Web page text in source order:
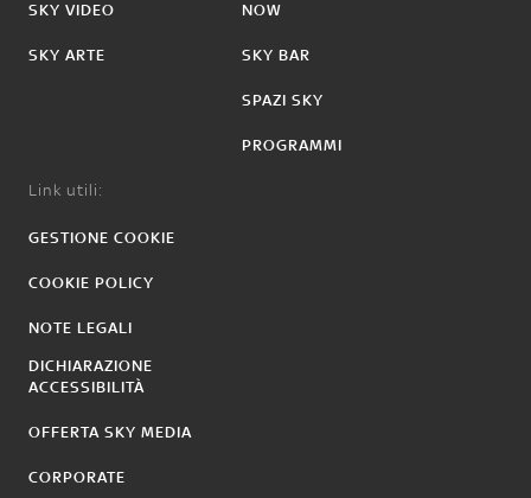
SKY VIDEO
SKY ARTE
NOW
SKY BAR
SPAZI SKY
PROGRAMMI
Link utili:
GESTIONE COOKIE
COOKIE POLICY
NOTE LEGALI
DICHIARAZIONE
ACCESSIBILITÀ
OFFERTA SKY MEDIA
CORPORATE